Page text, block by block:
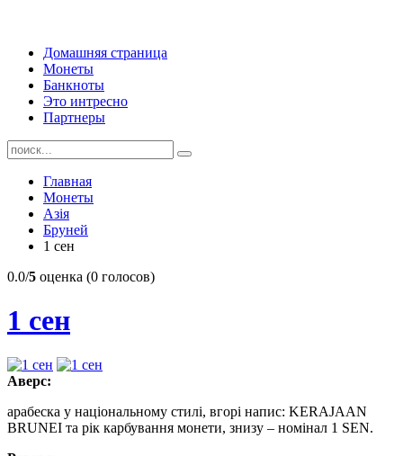
Домашняя страница
Монеты
Банкноты
Это интресно
Партнеры
Главная
Монеты
Азія
Бруней
1 сен
0.0/5 оценка (0 голосов)
1 сен
Аверс:
арабеска у національному стилі, вгорі напис: KERAJAAN
BRUNEI та рік карбування монети, знизу – номінал 1 SEN.